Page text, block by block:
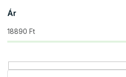
e
n
d
e
é
s
Ár
18890 Ft